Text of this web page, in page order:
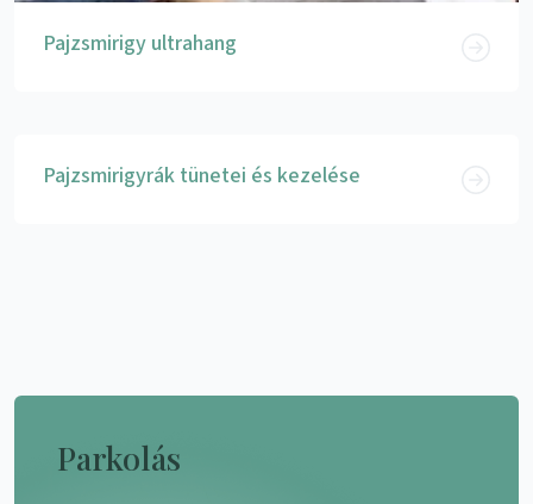
Pajzsmirigy ultrahang
Pajzsmirigyrák tünetei és kezelése
Parkolás